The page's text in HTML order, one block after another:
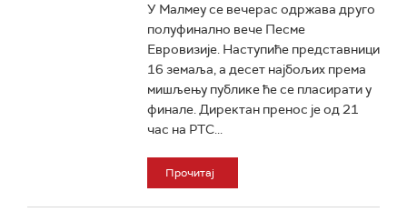
У Малмеу се вечерас одржава друго
полуфинално вече Песме
Евровизије. Наступиће представници
16 земаља, а десет најбољих према
мишљењу публике ће се пласирати у
финале. Директан пренос је од 21
час на РТС...
Прочитај